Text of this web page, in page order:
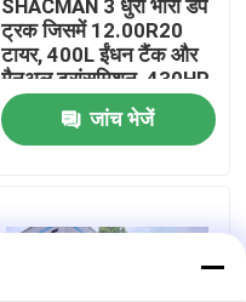
SHACMAN 3 धुरा भारी डंप
ट्रक जिसमें 12.00R20
टायर, 400L ईंधन टैंक और
मैनुअल ट्रांसमिशन, 430HP
यूरो II, 25 टन
जांच भेजें